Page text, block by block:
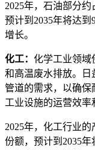
2025年，石油部分约
预计到2035年将达
增长。
化工： 化学工业领域
和高温废水排放。日
管道的需求，以确
工业设施的运营效率
2025年，化工行业
份额，预计到2035